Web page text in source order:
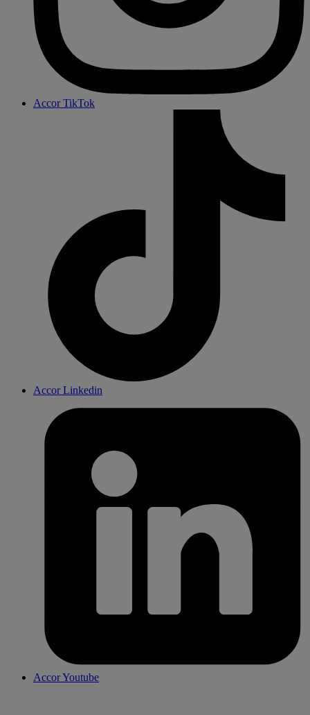
Accor TikTok
Accor Linkedin
Accor Youtube